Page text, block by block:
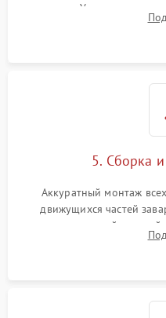
жерновов. Установка
ring) и тефлоновых
5. Сборка
Аккуратный монтаж
движущихся частей
силиконовой
декальцинации и